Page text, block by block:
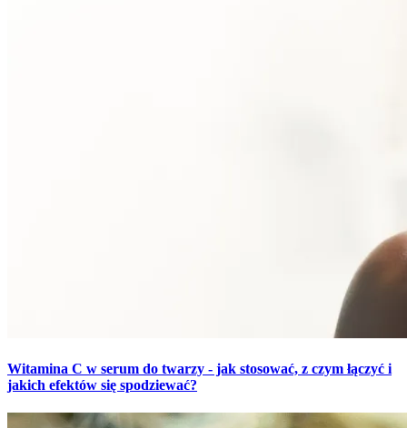
Witamina C w serum do twarzy - jak stosować, z czym łączyć i
jakich efektów się spodziewać?